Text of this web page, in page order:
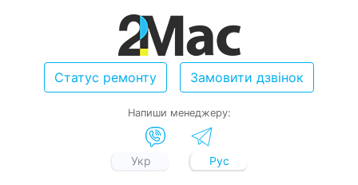
Статус ремонту Замовити дзвінок
Напиши менеджеру:
Укр Рус